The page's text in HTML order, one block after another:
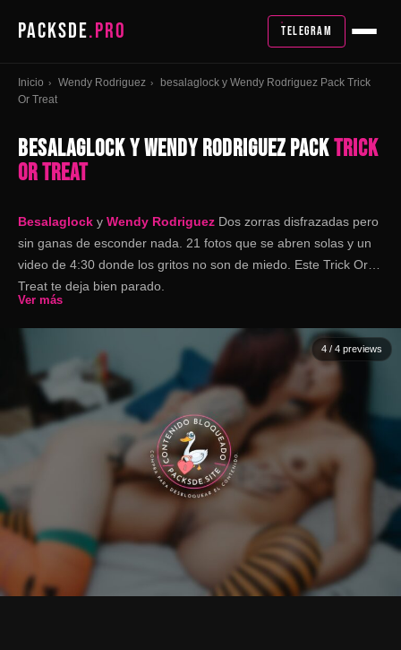
PACKSDE.PRO TELEGRAM
Inicio › Wendy Rodriguez ›
besalaglock y Wendy Rodriguez Pack Trick
Or Treat
BESALAGLOCK Y WENDY RODRIGUEZ PACKTRICK
OR TREAT
Besalaglock y Wendy Rodriguez Dos zorras disfrazadas pero
sin ganas de esconder nada. 21 fotos que se abren solas y un
video de 4:30 donde los gritos no son de miedo. Este Trick Or
Treat te deja bien parado.
Ver más
4 / 4 previews